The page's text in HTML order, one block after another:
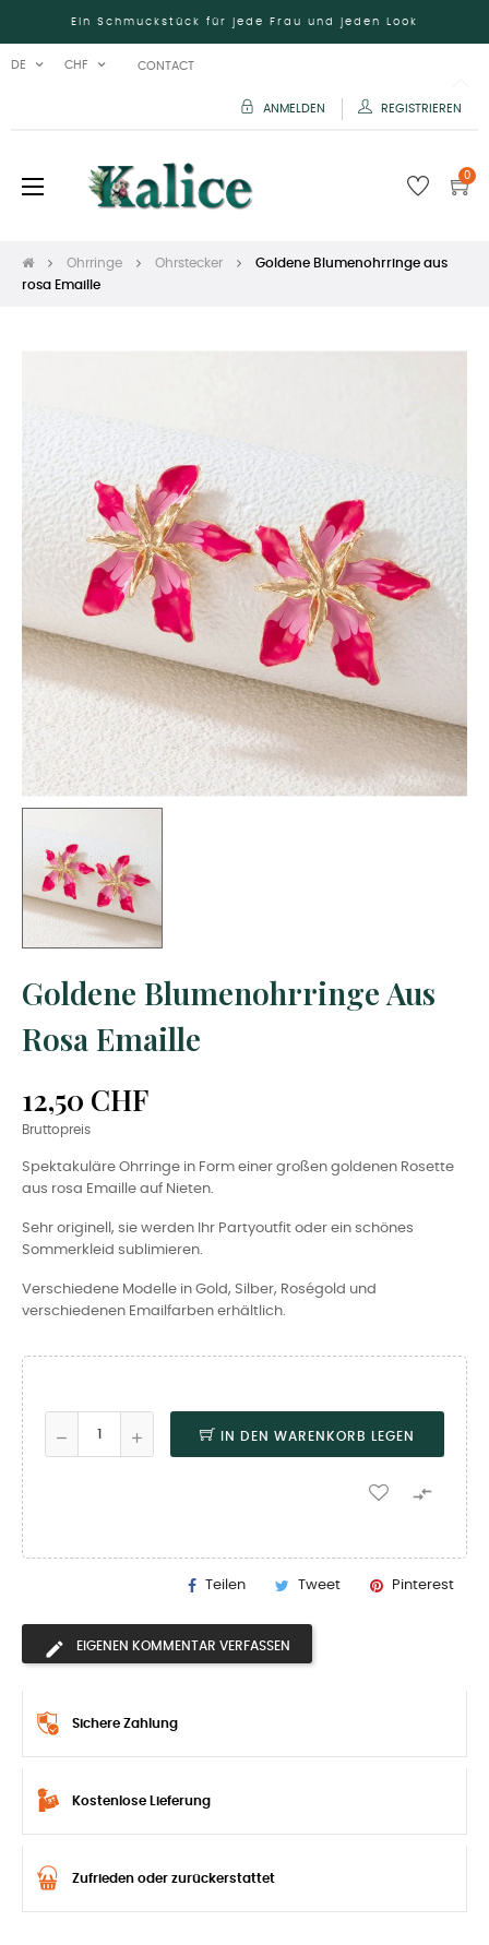
Ein Schmuckstück für jede Frau und jeden Look
DE CHF CONTACT
ANMELDEN REGISTRIEREN
Umschalten
☰ 0
Ohrringe Ohrstecker
Goldene Blumenohrringe aus
rosa Emaille
Goldene Blumenohrringe Aus
Rosa Emaille
12,50 CHF
Bruttopreis
Spektakuläre Ohrringe in Form einer großen goldenen Rosette
aus rosa Emaille auf Nieten.
Sehr originell, sie werden Ihr Partyoutfit oder ein schönes
Sommerkleid sublimieren.
Verschiedene Modelle in Gold, Silber, Roségold und
verschiedenen Emailfarben erhältlich.
IN DEN WARENKORB LEGEN

Teilen Tweet Pinterest
EIGENEN KOMMENTAR VERFASSEN
Sichere Zahlung
Kostenlose Lieferung
Zufrieden oder zurückerstattet